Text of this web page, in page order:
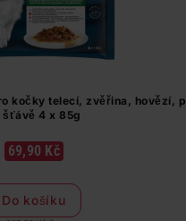
kočky telecí, zvěřina, hovězí,
šťávě 4 x 85g
69,90 Kč
Do košíku